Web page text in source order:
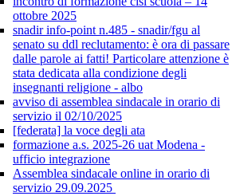
ottobre 2025
snadir info-point n.485 - snadir/fgu al
senato su ddl reclutamento: è ora di passare
dalle parole ai fatti! Particolare attenzione è
stata dedicata alla condizione degli
insegnanti religione - albo
avviso di assemblea sindacale in orario di
servizio il 02/10/2025
[federata] la voce degli ata
formazione a.s. 2025-26 uat Modena -
ufficio integrazione
Assemblea sindacale online in orario di
servizio 29.09.2025